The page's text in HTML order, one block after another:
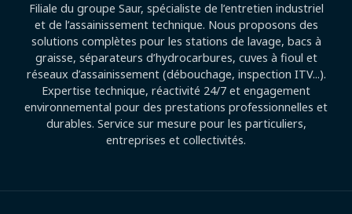
Filiale du groupe Saur, spécialiste de l’entretien industriel
et de l’assainissement technique. Nous proposons des
solutions complètes pour les stations de lavage, bacs à
graisse, séparateurs d’hydrocarbures, cuves à fioul et
réseaux d’assainissement (débouchage, inspection ITV...).
Expertise technique, réactivité 24/7 et engagement
environnemental pour des prestations professionnelles et
durables. Service sur mesure pour les particuliers,
entreprises et collectivités.